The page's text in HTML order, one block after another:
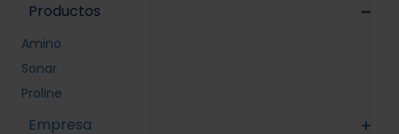
Productos
Amino
Sonar
Proline
Empresa